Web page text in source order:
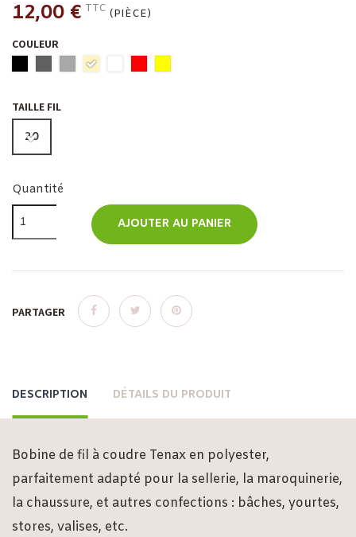
12,00 € TTC (PIÈCE)
COULEUR
TAILLE FIL
20
Quantité
AJOUTER AU PANIER
PARTAGER
DESCRIPTION DÉTAILS DU PRODUIT
Bobine de fil à coudre Tenax en polyester,
parfaitement adapté pour la sellerie, la maroquinerie,
la chaussure, et autres confections : bâches, yourtes,
stores, valises, etc.